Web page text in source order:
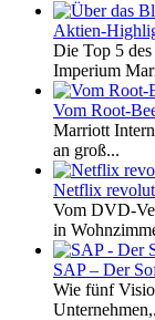
Aktien-
Die Top 5
Imperium
Vom Root-
Marriott
an groß...
Netflix
Vom DVD-
in
SAP – Der
Wie fünf